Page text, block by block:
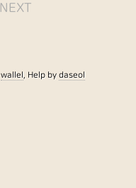
NEXT
wallel, Help bydaseol